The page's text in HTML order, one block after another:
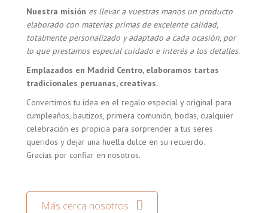
Nuestra misión es llevar a vuestras manos un producto
elaborado con materias primas de excelente calidad,
totalmente personalizado y adaptado a cada ocasión, por
lo que prestamos especial cuidado e interés a los detalles.
Emplazados en Madrid Centro, elaboramos tartas
tradicionales peruanas, creativas.
Convertimos tu idea en el regalo especial y original para
cumpleaños, bautizos, primera comunión, bodas, cualquier
celebración es propicia para sorprender a tus seres
queridos y dejar una huella dulce en su recuerdo.
Gracias por confiar en nosotros.
Más cerca nosotros